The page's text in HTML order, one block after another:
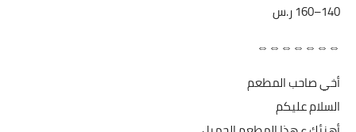
⇔⇔⇔⇔⇔⇔⇔
أخي صاحب المطعم
السلام عليكم